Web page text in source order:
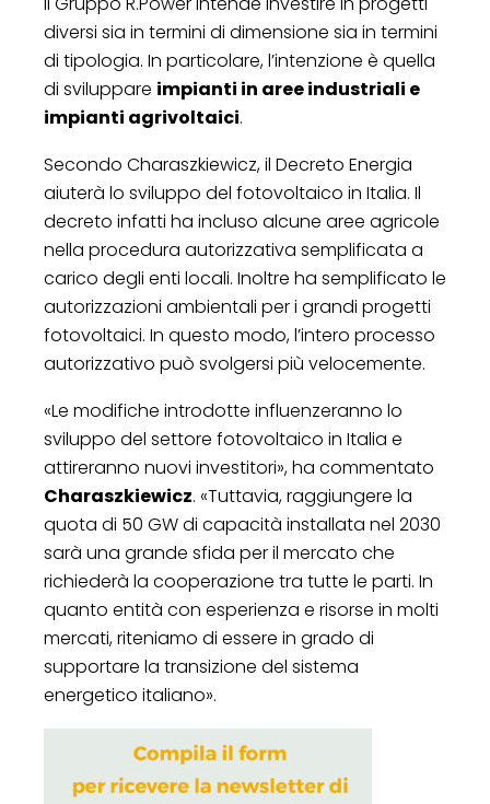
diversi sia in termini di dimensione sia in termini
di tipologia. In particolare, l’intenzione è quella
di sviluppare impianti in aree industriali e
impianti agrivoltaici.
Secondo Charaszkiewicz, il Decreto Energia
aiuterà lo sviluppo del fotovoltaico in Italia. Il
decreto infatti ha incluso alcune aree agricole
nella procedura autorizzativa semplificata a
carico degli enti locali. Inoltre ha semplificato le
autorizzazioni ambientali per i grandi progetti
fotovoltaici. In questo modo, l’intero processo
autorizzativo può svolgersi più velocemente.
«Le modifiche introdotte influenzeranno lo
sviluppo del settore fotovoltaico in Italia e
attireranno nuovi investitori», ha commentato
Charaszkiewicz. «Tuttavia, raggiungere la
quota di 50 GW di capacità installata nel 2030
sarà una grande sfida per il mercato che
richiederà la cooperazione tra tutte le parti. In
quanto entità con esperienza e risorse in molti
mercati, riteniamo di essere in grado di
supportare la transizione del sistema
energetico italiano».